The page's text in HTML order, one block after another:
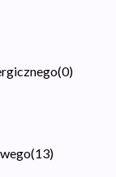
(0)
(13)